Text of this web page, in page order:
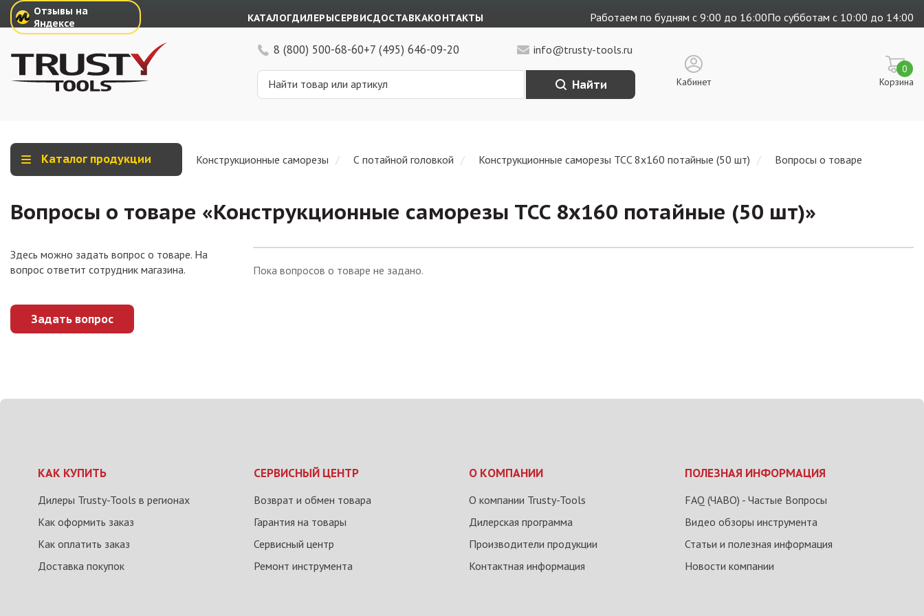
Отзывы на
Яндексе
КАТАЛОГДИЛЕРЫСЕРВИСДОСТАВКАКОНТАКТЫ Работаем по будням с 9:00 до 16:00По субботам с 10:00 до 14:00
8 (800) 500-68-60+7 (495) 646-09-20 info@trusty-tools.ru
Найти Кабинет Корзина
0
Каталог продукции Конструкционные саморезы С потайной головкой Конструкционные саморезы TCC 8х160 потайные (50 шт) Вопросы о товаре
Вопросы о товаре «Конструкционные саморезы TCC 8х160 потайные (50 шт)»
Здесь можно задать вопрос о товаре. На
вопрос ответит сотрудник магазина.
Задать вопрос
Пока вопросов о товаре не задано.
КАК КУПИТЬ
Дилеры Trusty-Tools в регионах
Как оформить заказ
Как оплатить заказ
Доставка покупок
СЕРВИСНЫЙ ЦЕНТР
Возврат и обмен товара
Гарантия на товары
Сервисный центр
Ремонт инструмента
О КОМПАНИИ
О компании Trusty-Tools
Дилерская программа
Производители продукции
Контактная информация
ПОЛЕЗНАЯ ИНФОРМАЦИЯ
FAQ (ЧАВО) - Частые Вопросы
Видео обзоры инструмента
Статьи и полезная информация
Новости компании